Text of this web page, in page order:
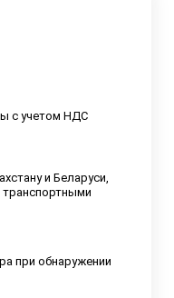
с учетом НДС
и Беларуси,
при обнаружении